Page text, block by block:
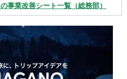
事業改善シート一覧（総務部）